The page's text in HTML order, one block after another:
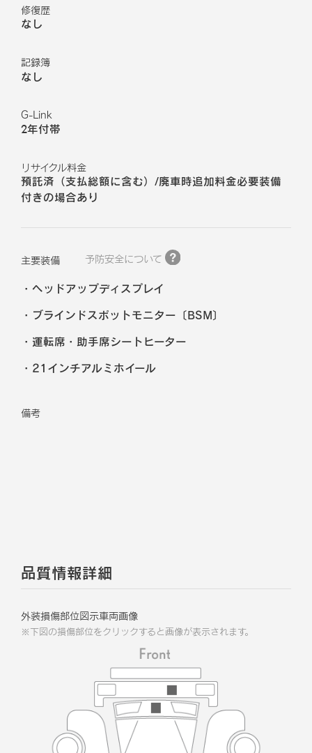
修復歴
なし
記録簿
なし
G-Link
2年付帯
リサイクル料金
預託済（支払総額に含む）/廃車時追加料金必要装備
付きの場合あり
主要装備 予防安全について
ヘッドアップディスプレイ
ブラインドスポットモニター〔BSM〕
運転席・助手席シートヒーター
21インチアルミホイール
備考
品質情報詳細
外装損傷部位図示車両画像
※下図の損傷部位をクリックすると画像が表示されます。